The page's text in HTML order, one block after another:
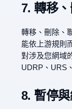
7. 轉移
轉移、刪除、
能依上游規則
對涉及您網域
UDRP、URS
8. 暫停